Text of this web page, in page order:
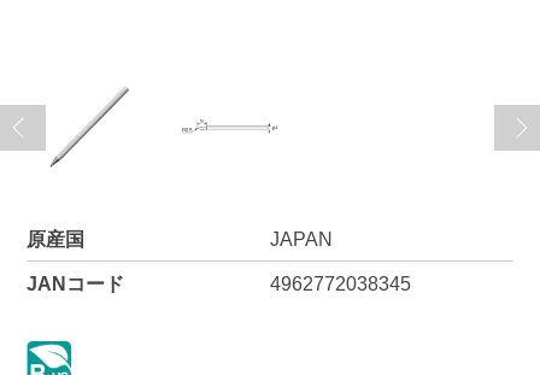
原産国 JAPAN
JANコード 4962772038345